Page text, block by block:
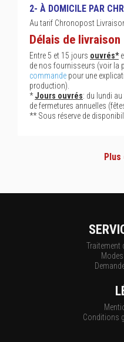
2- À DOMICILE PAR
Au tarif Chronopost
Délais de livraison
Entre 5 et 15 jours ouvrés*
de nos fournisseurs (voir la
commande pour une
production).
*Jours ouvrés: du lundi
de fermetures annuelles
** Sous réserve de
Traitement
Conditions